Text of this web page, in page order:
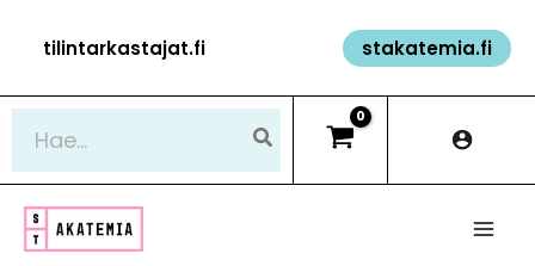
sisältöön
tilintarkastajat.fi stakatemia.fi